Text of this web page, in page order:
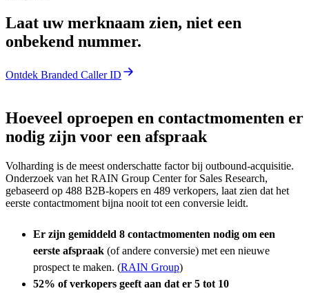
Laat uw merknaam zien, niet een
onbekend nummer.
Ontdek Branded Caller ID
Hoeveel oproepen en contactmomenten er
nodig zijn voor een afspraak
Volharding is de meest onderschatte factor bij outbound-acquisitie.
Onderzoek van het RAIN Group Center for Sales Research,
gebaseerd op 488 B2B-kopers en 489 verkopers, laat zien dat het
eerste contactmoment bijna nooit tot een conversie leidt.
Er zijn gemiddeld 8 contactmomenten nodig om een
eerste afspraak (of andere conversie) met een nieuwe
prospect te maken. (RAIN Group)
52% of verkopers geeft aan dat er 5 tot 10